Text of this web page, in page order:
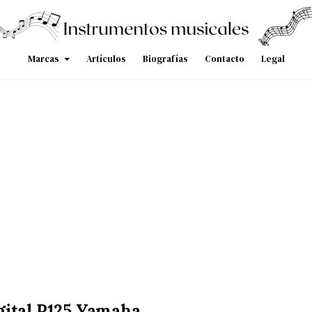
Marcas Artículos Biografías Contacto Legal